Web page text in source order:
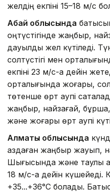
желдің екпіні 15–18 м/с
Абай облысында
оңтүстігінде жаңбыр,
дауылды жел күтіледі.
солтүстігі мен
екпіні 23 м/с-қа дейін
орталығында жоғары,
төтенше өрт қаупі
жаңбыр, найзағай,
және жоғары өрт қаупі
Алматы облысында
аздаған жаңбыр жауып,
Шығысында және таулы
18 м/с-қа дейін күшейеді.
+35...+36°C болады.